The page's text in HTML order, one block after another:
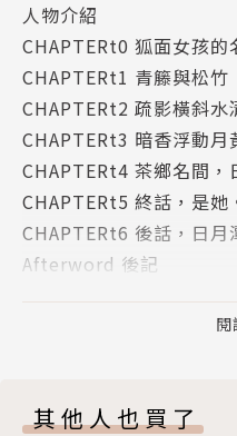
屬於自己的腳步。
吳疏影，纖細美麗、如梅
透過她的雙眼，沒有方向
了不曾注意的道路。
作者簡介
微混吃等死
這次後記比較沒哏，只
人物介紹
CHAPTERt0 狐面女孩的
CHAPTERt1 青籐與松竹
CHAPTERt2 疏影橫斜水
CHAPTERt3 暗香浮動月
CHAPTERt4 茶鄉名間，
CHAPTERt5 終話，是她
CHAPTERt6 後話，日月
Afterword 後記
閱
其他人也買了